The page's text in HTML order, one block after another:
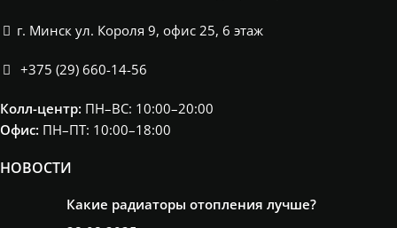
г. Минск ул. Короля 9, офис 25, 6 этаж
+375 (29) 660-14-56
Колл-центр: ПН–ВС: 10:00–20:00​
Офис: ПН–ПТ: 10:00–18:00
НОВОСТИ
Какие радиаторы отопления лучше?